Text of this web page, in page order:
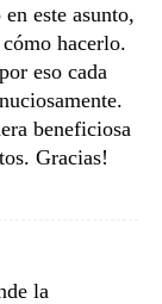
este asunto,
hacerlo.
eso cada
beneficiosa
Gracias!
la